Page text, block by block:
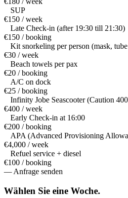
SUP
€150 / week
Late Check-in (after 19:30 till 21:30)
€150 / booking
Kit snorkeling per person (mask,
€30 / week
Beach towels per pax
€20 / booking
A/C on dock
€25 / booking
Infinity Jobe Seascooter (Caution
€400 / week
Early Check-in at 16:00
€200 / booking
APA (Advanced Provisioning
€4,000 / week
Refuel service + diesel
€100 / booking
— Anfrage senden
Wählen Sie eine Woche.